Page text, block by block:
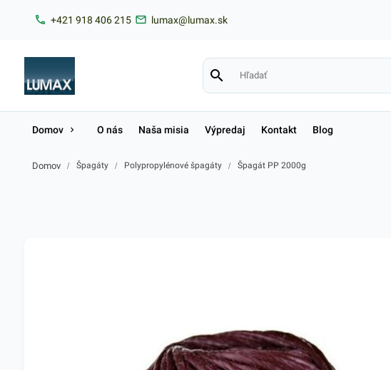
+421 918 406 215 lumax@lumax.sk
Domov O nás Naša misia Výpredaj Kontakt Blog
Domov / Špagáty / Polypropylénové špagáty / Špagát PP 2000g